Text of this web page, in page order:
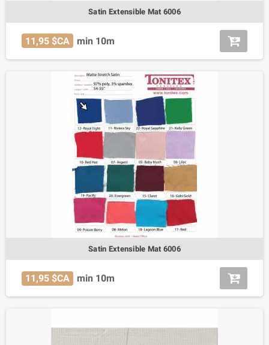
Satin Extensible Mat 6006
11,95 $CA min 10m
Satin Extensible Mat 6006
11,95 $CA min 10m